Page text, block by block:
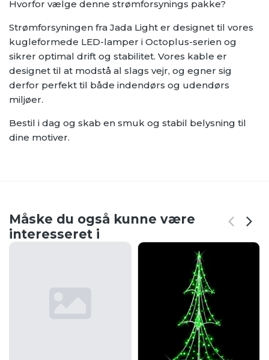
Hvorfor vælge denne strømforsynings pakke?
Strømforsyningen fra Jada Light er designet til vores
kugleformede LED-lamper i Octoplus-serien og
sikrer optimal drift og stabilitet. Vores kable er
designet til at modstå al slags vejr, og egner sig
derfor perfekt til både indendørs og udendørs
miljøer.
Bestil i dag og skab en smuk og stabil belysning til
dine motiver.
Måske du også kunne være
interesseret i